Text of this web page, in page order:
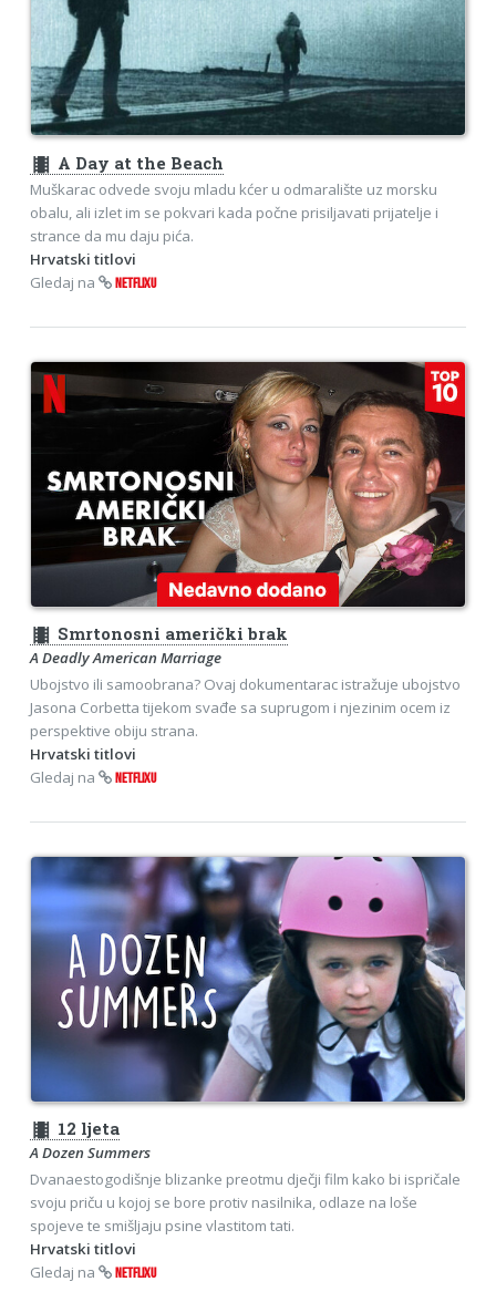
theaters A Day at the Beach
Muškarac odvede svoju mladu kćer u odmaralište uz morsku
obalu, ali izlet im se pokvari kada počne prisiljavati prijatelje i
strance da mu daju pića.
Hrvatski titlovi
Gledaj na
NETFLIXU
theaters Smrtonosni američki brak
A Deadly American Marriage
Ubojstvo ili samoobrana? Ovaj dokumentarac istražuje ubojstvo
Jasona Corbetta tijekom svađe sa suprugom i njezinim ocem iz
perspektive obiju strana.
Hrvatski titlovi
Gledaj na
NETFLIXU
theaters 12 ljeta
A Dozen Summers
Dvanaestogodišnje blizanke preotmu dječji film kako bi ispričale
svoju priču u kojoj se bore protiv nasilnika, odlaze na loše
spojeve te smišljaju psine vlastitom tati.
Hrvatski titlovi
Gledaj na
NETFLIXU